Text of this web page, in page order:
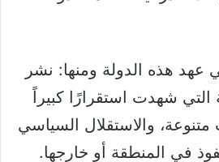
عهد هذه الدولة ومنها: نشر
التي شهدت استقرارًا كبيراً
والاستقلال السياسي
في المنطقة أو خارجها.